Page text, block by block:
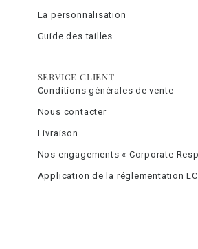
La personnalisation
Guide des tailles
SERVICE CLIENT
Conditions générales de vente
Nous contacter
Livraison
Nos engagements « Corporate
Application de la réglementation